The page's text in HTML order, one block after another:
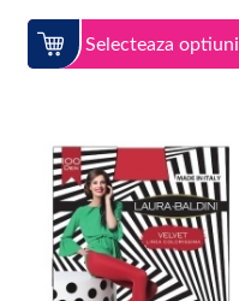
Selecteaza optiuni